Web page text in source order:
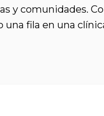
y comunidades.
fila en una